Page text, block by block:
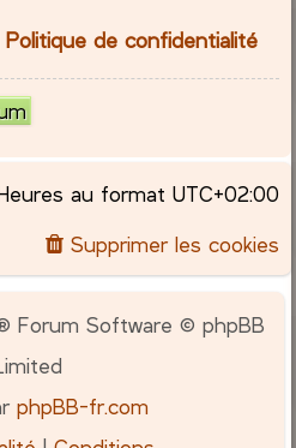
Politique de confidentialité
au format UTC+02:00
Supprimer les cookies
Forum Software © phpBB
phpBB-fr.com